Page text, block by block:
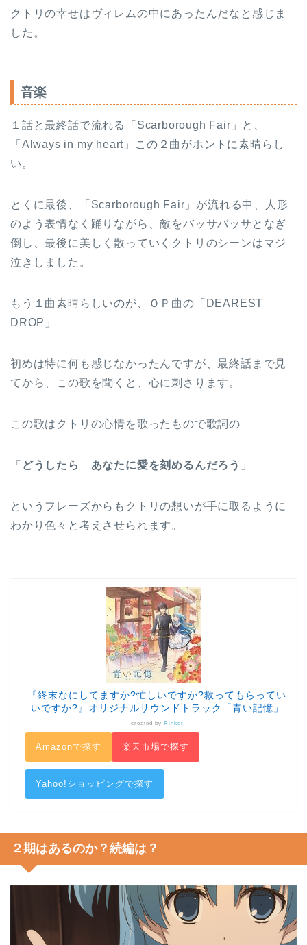
クトリの幸せはヴィレムの中にあったんだなと感じま
した。
音楽
１話と最終話で流れる「Scarborough Fair」と、
「Always in my heart」この２曲がホントに素晴らし
い。
とくに最後、「Scarborough Fair」が流れる中、人形
のよう表情なく踊りながら、敵をバッサバッサとなぎ
倒し、最後に美しく散っていくクトリのシーンはマジ
泣きしました。
もう１曲素晴らしいのが、ＯＰ曲の「DEAREST
DROP」
初めは特に何も感じなかったんですが、最終話まで見
てから、この歌を聞くと、心に刺さります。
この歌はクトリの心情を歌ったもので歌詞の
「 どうしたら あなたに愛を刻めるんだろう 」
というフレーズからもクトリの想いが手に取るように
わかり色々と考えさせられます。
『終末なにしてますか?忙しいですか?救ってもらってい
いですか?』オリジナルサウンドトラック「青い記憶」
created by Rinker
Amazonで探す 楽天市場で探す
Yahoo!ショッピングで探す
２期はあるのか？続編は？